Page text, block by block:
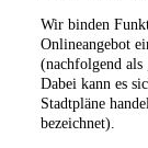
Wir binden
Onlineangebot
(nachfolgend als
Dabei kann es
Stadtpläne
bezeichnet).